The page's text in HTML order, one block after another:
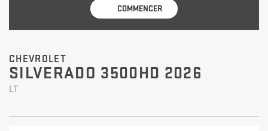
COMMENCER
CHEVROLET
SILVERADO 3500HD 2026
LT